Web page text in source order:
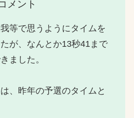
メント
等で思うようにタイムを
が、なんとか13秒41まで
ました。
、昨年の予選のタイムと